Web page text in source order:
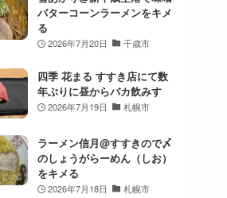
バターコーンラーメンをキメ
る
2026年7月20日 千歳市
四季 花まる すすき店にて数
年ぶりに昼からバカ飲みす
2026年7月19日 札幌市
ラーメン信月@すすきので〆
のしょうがらーめん（しお）
をキメる
2026年7月18日 札幌市